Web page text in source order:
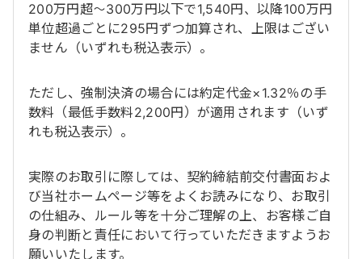
200万円超～300万円以下で1,540円、以降100万円
単位超過ごとに295円ずつ加算され、上限はござい
ません（いずれも税込表示）。
ただし、強制決済の場合には約定代金×1.32％の手
数料（最低手数料2,200円）が適用されます（いず
れも税込表示）。
実際のお取引に際しては、契約締結前交付書面およ
び当社ホームページ等をよくお読みになり、お取引
の仕組み、ルール等を十分ご理解の上、お客様ご自
身の判断と責任において行っていただきますようお
願いいたします。